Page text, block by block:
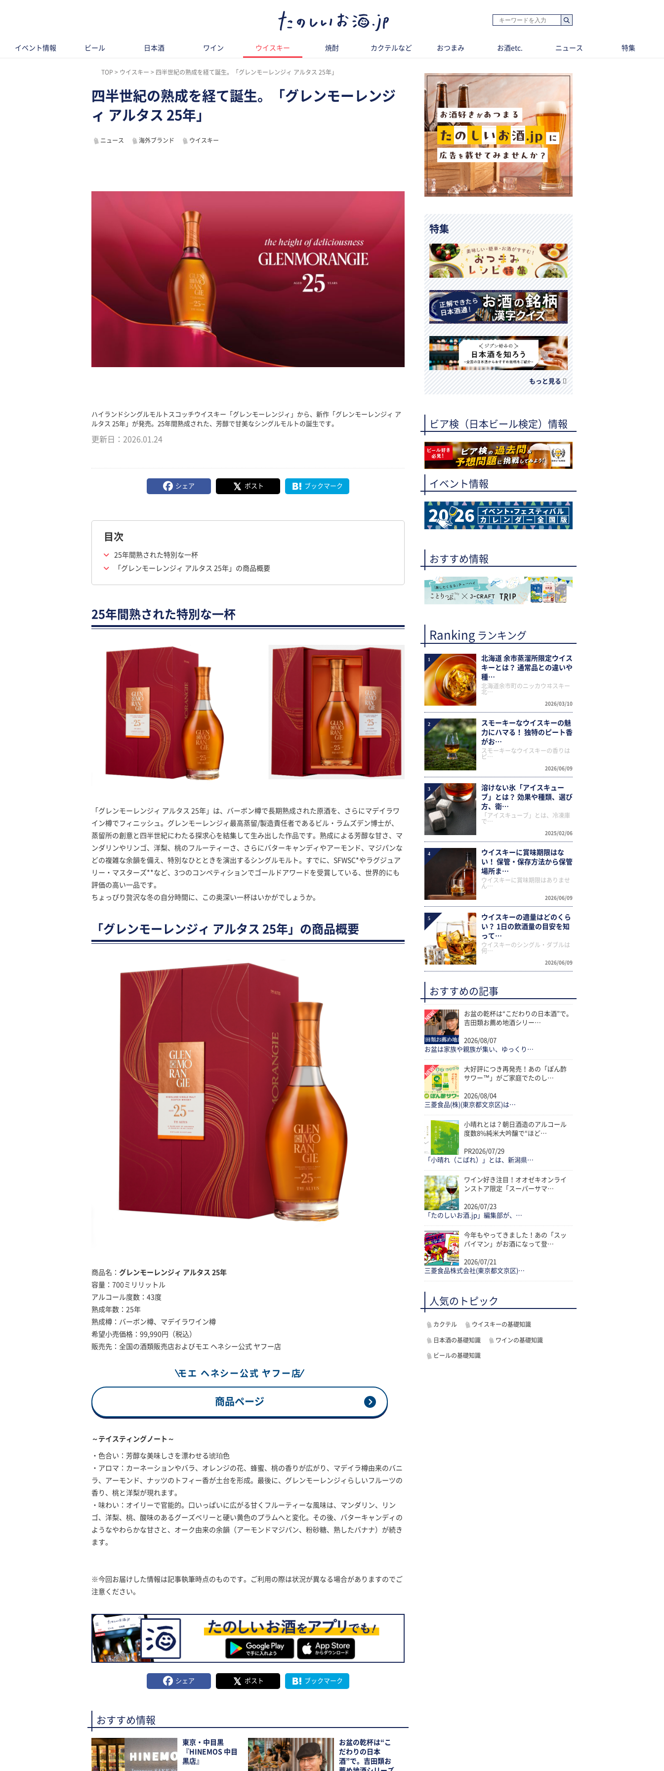
イベント情報 ビール 日本酒 ワイン ウイスキー 焼酎 カクテルなど おつまみ お酒etc. ニュース 特集
TOP ウイスキー 四半世紀の熟成を経て誕生。「グレンモーレンジィ アルタス 25年」
四半世紀の熟成を経て誕生。「グレンモーレンジ
ィ アルタス 25年」
ニュース 海外ブランド ウイスキー
ハイランドシングルモルトスコッチウイスキー「グレンモーレンジィ」から、新作「グレンモーレンジィ ア
ルタス 25年」が発売。25年間熟成された、芳醇で甘美なシングルモルトの誕生です。
更新日： 2026.01.24
シェア ポスト ブックマーク
目次
25年間熟された特別な一杯
「グレンモーレンジィ アルタス 25年」の商品概要
25年間熟された特別な一杯
「グレンモーレンジィ アルタス 25年」は、バーボン樽で長期熟成された原酒を、さらにマデイラワ
イン樽でフィニッシュ。グレンモーレンジィ最高蒸留/製造責任者であるビル・ラムズデン博士が、
蒸留所の創意と四半世紀にわたる探求心を結集して生み出した作品です。熟成による芳醇な甘さ、マ
ンダリンやリンゴ、洋梨、桃のフルーティーさ、さらにバターキャンディやアーモンド、マジパンな
どの複雑な余韻を備え、特別なひとときを演出するシングルモルト。すでに、SFWSC*やラグジュア
リー・マスターズ**など、3つのコンペティションでゴールドアワードを受賞している、世界的にも
評価の高い一品です。
ちょっぴり贅沢な冬の自分時間に、この奥深い一杯はいかがでしょうか。
「グレンモーレンジィ アルタス 25年」の商品概要
商品名： グレンモーレンジィ アルタス 25年
容量：700ミリリットル
アルコール度数：43度
熟成年数：25年
熟成樽：バーボン樽、マデイラワイン樽
希望小売価格：99,990円（税込）
販売先：全国の酒類販売店およびモエ ヘネシー公式 ヤフー店
モエ ヘネシー公式 ヤフー店
商品ページ
～テイスティングノート～
・色合い：芳醇な美味しさを漂わせる琥珀色
・アロマ：カーネーションやバラ、オレンジの花、蜂蜜、桃の香りが広がり、マデイラ樽由来のバニ
ラ、アーモンド、ナッツのトフィー香が土台を形成。最後に、グレンモーレンジィらしいフルーツの
香り、桃と洋梨が現れます。
・味わい：オイリーで官能的。口いっぱいに広がる甘くフルーティーな風味は、マンダリン、リン
ゴ、洋梨、桃、酸味のあるグーズベリーと硬い黄色のプラムへと変化。その後、バターキャンディの
ようなやわらかな甘さと、オーク由来の余韻（アーモンドマジパン、粉砂糖、熟したバナナ）が続き
ます。
※今回お届けした情報は記事執筆時点のものです。ご利用の際は状況が異なる場合がありますのでご
注意ください。
シェア ポスト ブックマーク
おすすめ情報
東京・中目黒
『HINEMOS 中目
黒店』
お盆の乾杯は“こ
だわりの日本
酒”で。吉田類お
特集
もっと見る
ビア検（日本ビール検定）情報
イベント情報
おすすめ情報
Ranking ランキング
1
北海道 余市蒸溜所限定ウイス
キーとは？ 通常品との違いや
種…
2026/03/10
北海道余市町のニッカウヰスキー
北…
2
スモーキーなウイスキーの魅
力にハマる！ 独特のピート香
がお…
2026/06/09
スモーキーなウイスキーの香りは
ピ…
3
溶けない氷「アイスキュー
ブ」とは？ 効果や種類、選び
方、衛…
2025/02/06
「アイスキューブ」とは、冷凍庫
で…
4
ウイスキーに賞味期限はな
い！ 保管・保存方法から保管
場所ま…
2026/06/09
ウイスキーに賞味期限はありませ
ん…
5
ウイスキーの適量はどのくら
い？ 1日の飲酒量の目安を知
って…
2026/06/09
ウイスキーのシングル・ダブルは
何…
おすすめの記事
お盆の乾杯は“こだわりの日本酒”で。
吉田類お薦め地酒シリー…
2026/08/07
お盆は家族や親族が集い、ゆっくり…
大好評につき再発売！あの「ぽん酢
サワー™」がご家庭でたのし…
2026/08/04
三菱食品(株)(東京都文京区)は…
小晴れとは？朝日酒造のアルコール
度数8%純米大吟醸で“ほど…
PR2026/07/29
「小晴れ（こばれ）」とは、新潟県…
ワイン好き注目！オオゼキオンライ
ンストア限定「スーパーサマ…
2026/07/23
「たのしいお酒.jp」編集部が、…
今年もやってきました！あの「スッ
パイマン」がお酒になって登…
2026/07/21
三菱食品株式会社(東京都文京区)…
人気のトピック
カクテル ウイスキーの基礎知識
日本酒の基礎知識 ワインの基礎知識
ビールの基礎知識